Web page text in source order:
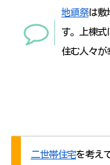
地鎮祭は敷
す。上棟式
住む人々が
二世帯住宅を考え